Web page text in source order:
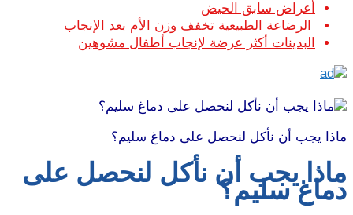
أعراض سابق الحيض
الرضاعة الطبيعية تخفف وزن الأم بعد الإنجاب
البدينات أكثر عرضة لإنجاب أطفال مشوهين
ماذا يجب أن نأكل لنحصل على دماغ سليم؟
ماذا يجب أن نأكل لنحصل على
دماغ سليم؟